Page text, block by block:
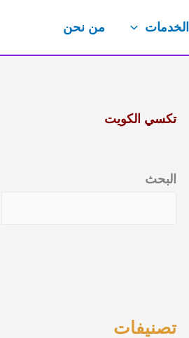
الخدمات من نحن
تكسي الكويت
البحث
تصنيفات